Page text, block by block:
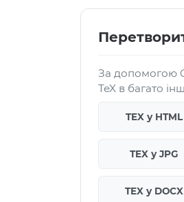
За допомогою
TeX в багато
TEX у HTML
TEX у JPG
TEX у DOCX